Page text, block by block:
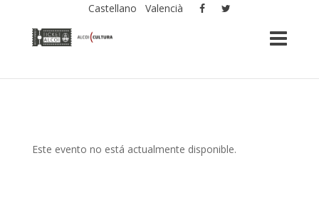
Castellano Valencià
Este evento no está actualmente disponible.